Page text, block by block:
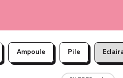
Ampoule Pile